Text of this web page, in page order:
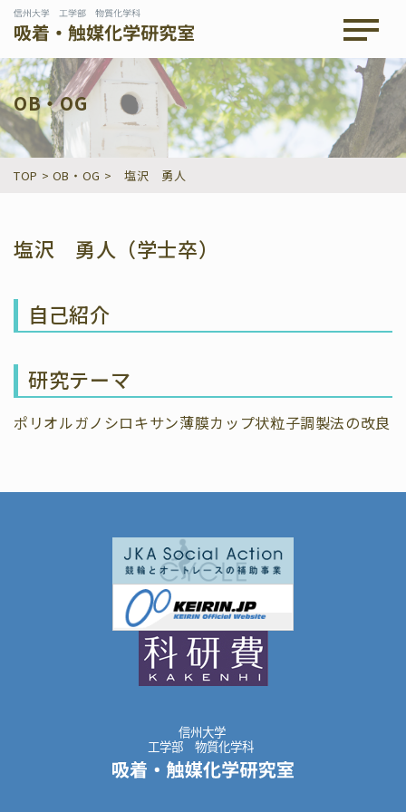
メニュ
OB・OG
TOP > OB・OG > 塩沢 勇人
塩沢 勇人（学士卒）
自己紹介
研究テーマ
ポリオルガノシロキサン薄膜カップ状粒子調製法の改良